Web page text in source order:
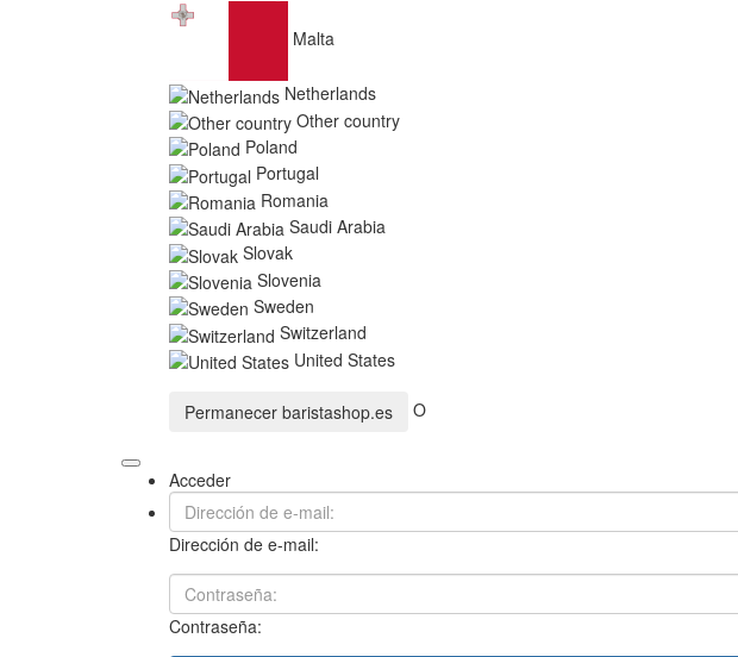
Malta
Netherlands
Other country
Poland
Portugal
Romania
Saudi Arabia
Slovak
Slovenia
Sweden
Switzerland
United States
Permanecer baristashop.es O
Acceder
Dirección de e-mail:
Contraseña: